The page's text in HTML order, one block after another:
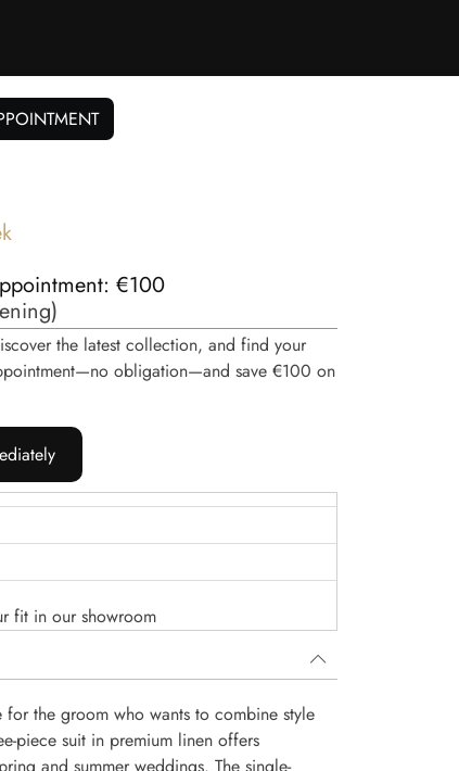
€100
)
the latest collection, and find your
obligation—and save €100 on
fit in our showroom
the groom who wants to combine style
piece suit in premium linen offers